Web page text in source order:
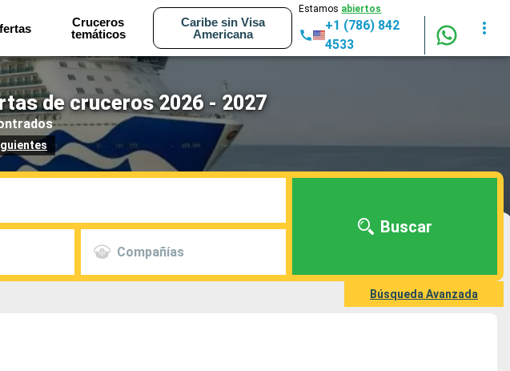
Cruceros
temáticos
Caribe sin Visa
Americana
Estamos abiertos
+1 (786) 842
4533
de cruceros 2026 - 2027
Compañías
Buscar
Búsqueda Avanzada